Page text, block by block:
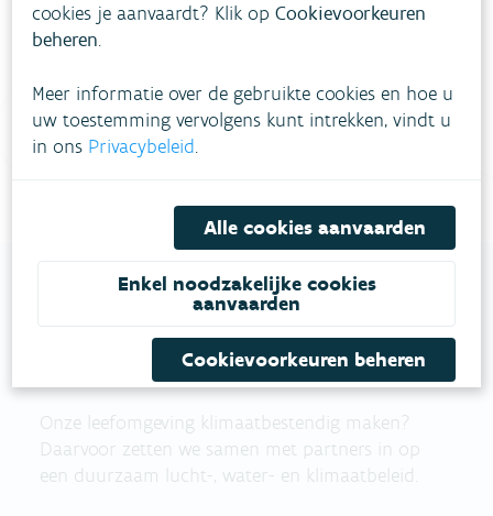
Bekijk het overzicht van meestgestelde vragen
contactformulier in.
Bel gratis 1700
MILIEUMAATSCHAPPIJ
Onze leefomgeving klimaatbestendig maken?
Daarvoor zetten we samen met partners in op
een duurzaam lucht-, water- en klimaatbeleid.
cookies je aanvaardt? Klik opCookievoorkeuren
beheren.
Meer informatie over de gebruikte cookies en hoe u
uw toestemming vervolgens kunt intrekken, vindt u
in ons Privacybeleid.
Alle cookies aanvaarden
Enkel noodzakelijke cookies
aanvaarden
Cookievoorkeuren beheren